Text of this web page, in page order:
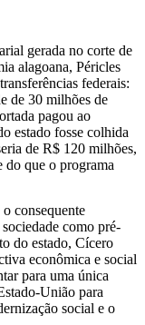
gerada no corte de
alagoana, Péricles
federais:
de 30 milhões de
pagou ao
estado fosse colhida
de R$ 120 milhões,
do que o programa
consequente
como pré-
do estado, Cícero
econômica e social
para uma única
União para
social e o